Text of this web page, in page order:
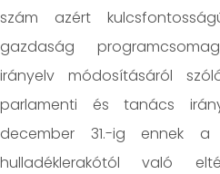
szám azért
gazdaság
irányelv módosításáról
parlamenti és tanács
december 31.-ig ennek
hulladéklerakótól való